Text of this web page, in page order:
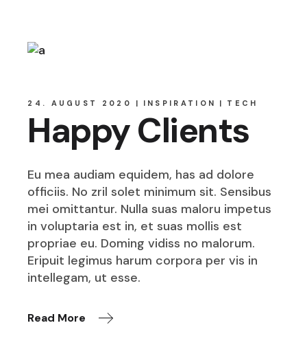
24. AUGUST 2020 INSPIRATION TECH
Happy Clients
Eu mea audiam equidem, has ad dolore
officiis. No zril solet minimum sit. Sensibus
mei omittantur. Nulla suas maloru impetus
in voluptaria est in, et suas mollis est
propriae eu. Doming vidiss no malorum.
Eripuit legimus harum corpora per vis in
intellegam, ut esse.
Read More